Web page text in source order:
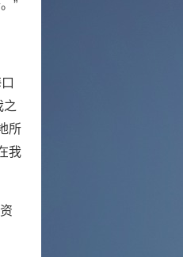
之
所
我